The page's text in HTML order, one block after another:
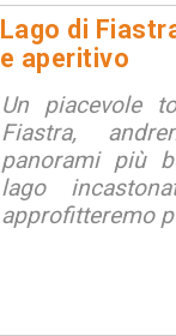
Lago di
e aperitivo
Un piacevole
Fiastra,
panorami più
lago
approfitteremo